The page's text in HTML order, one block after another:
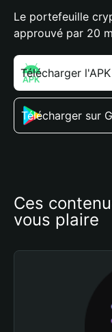
Le portefeuille
approuvé par 20
Télécharger
Télécharger sur
Ces
vous plaire